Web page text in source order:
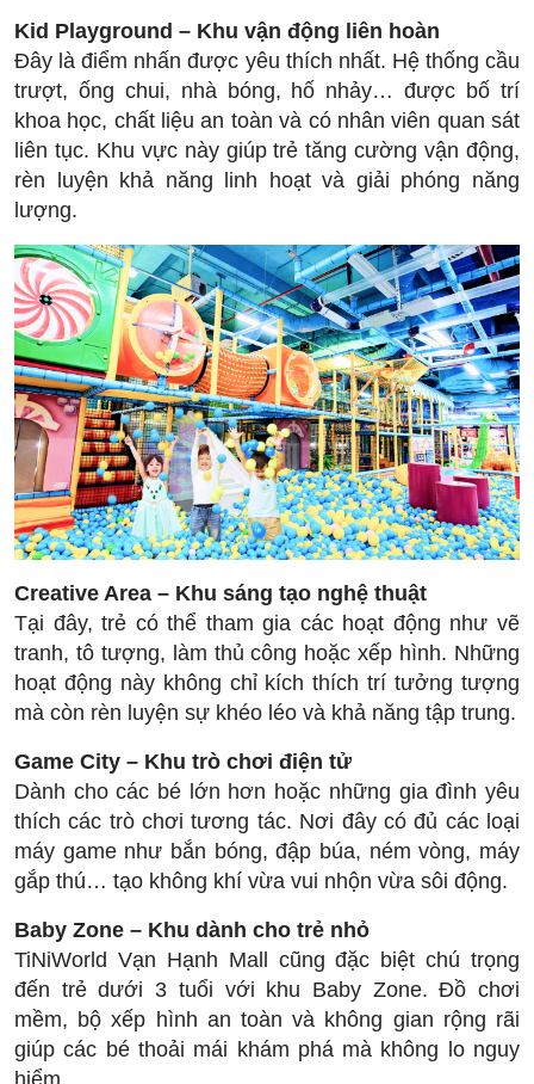
Kid Playground – Khu vận động liên hoàn
Đây là điểm nhấn được yêu thích nhất. Hệ thống cầu
trượt, ống chui, nhà bóng, hố nhảy… được bố trí
khoa học, chất liệu an toàn và có nhân viên quan sát
liên tục. Khu vực này giúp trẻ tăng cường vận động,
rèn luyện khả năng linh hoạt và giải phóng năng
lượng.
Creative Area – Khu sáng tạo nghệ thuật
Tại đây, trẻ có thể tham gia các hoạt động như vẽ
tranh, tô tượng, làm thủ công hoặc xếp hình. Những
hoạt động này không chỉ kích thích trí tưởng tượng
mà còn rèn luyện sự khéo léo và khả năng tập trung.
Game City – Khu trò chơi điện tử
Dành cho các bé lớn hơn hoặc những gia đình yêu
thích các trò chơi tương tác. Nơi đây có đủ các loại
máy game như bắn bóng, đập búa, ném vòng, máy
gắp thú… tạo không khí vừa vui nhộn vừa sôi động.
Baby Zone – Khu dành cho trẻ nhỏ
TiNiWorld Vạn Hạnh Mall cũng đặc biệt chú trọng
đến trẻ dưới 3 tuổi với khu Baby Zone. Đồ chơi
mềm, bộ xếp hình an toàn và không gian rộng rãi
giúp các bé thoải mái khám phá mà không lo nguy
hiểm.